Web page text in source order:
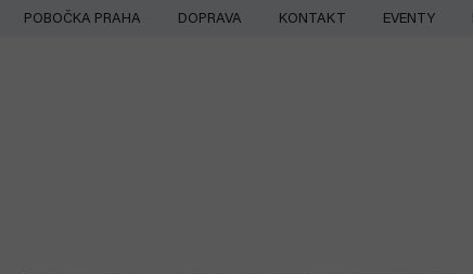
Přejít
POBOČKA PRAHA DOPRAVA KONTAKT EVENTY